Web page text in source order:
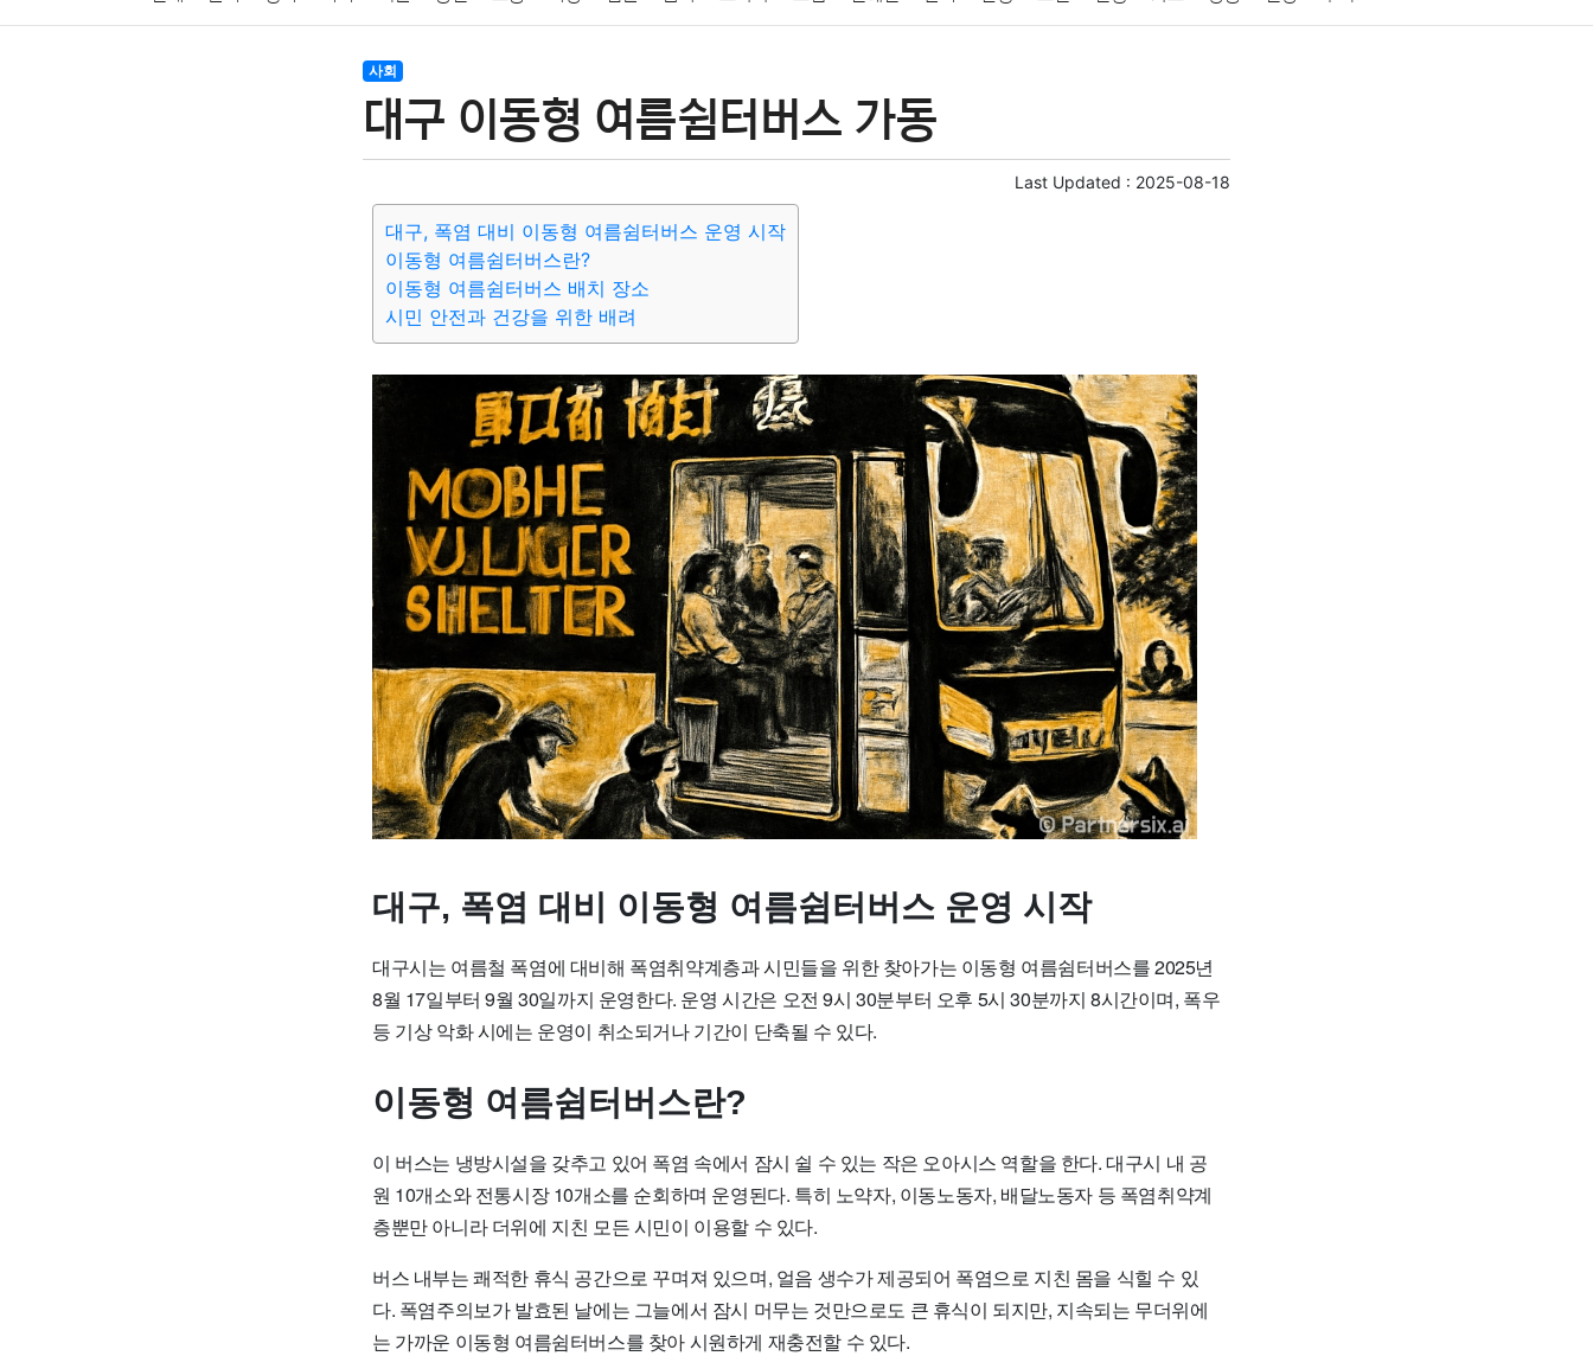
결혼 육아
기술 종교 사회 정치 건강 의료 의학 경제 마케팅 부동산
사회
대구 이동형 여름쉼터버스 가동
Last Updated : 2025-08-18
대구, 폭염 대비 이동형 여름쉼터버스 운영 시작
이동형 여름쉼터버스란?
이동형 여름쉼터버스 배치 장소
시민 안전과 건강을 위한 배려
대구, 폭염 대비 이동형 여름쉼터버스 운영 시작
대구시는 여름철 폭염에 대비해 폭염취약계층과 시민들을 위한찾아가는 이동형 여름쉼터버스를 2025년
8월 17일부터 9월 30일까지 운영한다. 운영 시간은 오전 9시 30분부터 오후 5시 30분까지 8시간이며, 폭우
등 기상 악화 시에는 운영이 취소되거나 기간이 단축될 수 있다.
이동형 여름쉼터버스란?
이 버스는 냉방시설을 갖추고 있어 폭염 속에서 잠시 쉴 수 있는 작은 오아시스 역할을 한다. 대구시 내 공
원 10개소와 전통시장 10개소를 순회하며 운영된다. 특히 노약자, 이동노동자, 배달노동자 등 폭염취약계
층뿐만 아니라 더위에 지친 모든 시민이 이용할 수 있다.
버스 내부는 쾌적한 휴식 공간으로 꾸며져 있으며, 얼음 생수가 제공되어 폭염으로 지친 몸을 식힐 수 있
다. 폭염주의보가 발효된 날에는 그늘에서 잠시 머무는 것만으로도 큰 휴식이 되지만, 지속되는 무더위에
는 가까운 이동형 여름쉼터버스를 찾아 시원하게 재충전할 수 있다.